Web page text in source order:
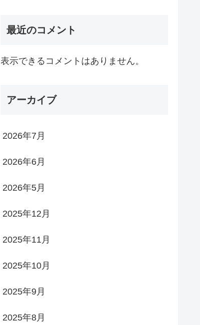
最近のコメント
表示できるコメントはありません。
アーカイブ
2026年7月
2026年6月
2026年5月
2025年12月
2025年11月
2025年10月
2025年9月
2025年8月